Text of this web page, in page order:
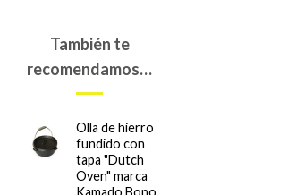
También te
recomendamos…
Olla de hierro
fundido con
tapa "Dutch
Oven" marca
Kamado Bono